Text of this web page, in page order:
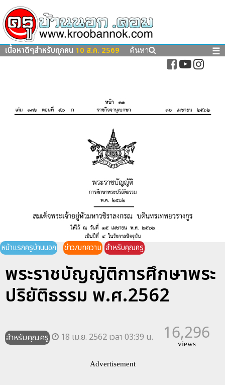
เนื้อหาดีๆสำหรับทุกคน 10 ส.ค. 2569 ค้นหา ☰
หน้าแรกครูบ้านนอก ข่าว/บทความ สำหรับคุณครู
พระราชบัญญัติการศึกษาพระ
ปริยัติธรรม พ.ศ.2562
สำหรับคุณครู 18 เม.ย. 2562 เวลา 03:39 น. 16,296
views
Advertisement